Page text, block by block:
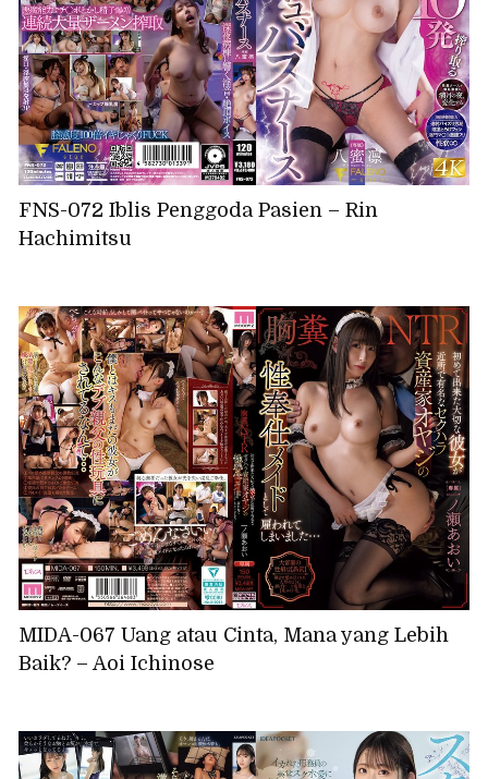
FNS-072 Iblis Penggoda Pasien – Rin
Hachimitsu
MIDA-067 Uang atau Cinta, Mana yang Lebih
Baik? – Aoi Ichinose